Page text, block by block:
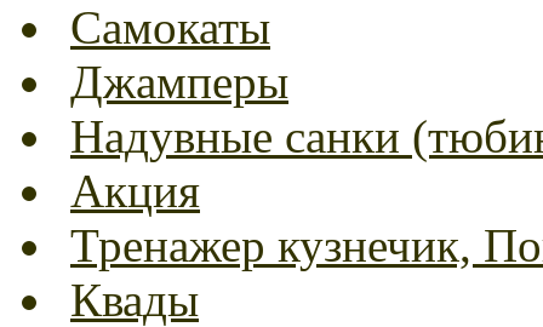
Самокаты
Джамперы
Надувные санки
Акция
Тренажер кузнечик,
Квады